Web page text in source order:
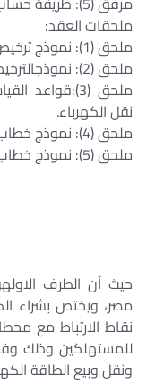
ملحقات العقد:
ملحق (1): نموذج ترخيص إنتاج الطاقة الكهربائية.
ملحق (2): نموذجالترخيص المؤقت لإنتاج الطاقة الكهربائية.
ملحق
نقل الكهرباء.
ملحق (4): نموذج خطاب ضمان التنفيذ.
ملحق (5): نموذج خطاب ضمان التشغيل.
حيث أن الطرف
مصر، ويختص بشراء
نقاط الارتباط مع
للمستهلكين وذلك
ونقل وبيع الطاقة